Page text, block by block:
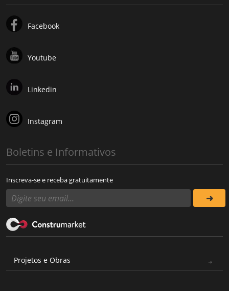
Facebook
Youtube
Linkedin
Instagram
Boletins e Informativos
Inscreva-se e receba gratuitamente
Projetos e Obras